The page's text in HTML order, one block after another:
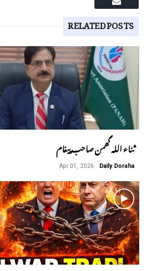
RELATED POSTS
ثناء اللہ گھمن صاحب پیغام
Daily Doraha
Apr 01, 2026